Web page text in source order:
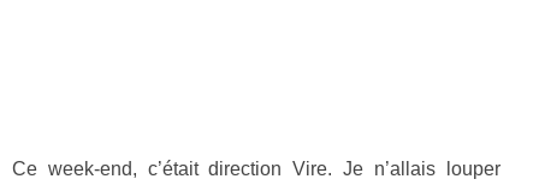
Ce week-end, c’était direction Vire. Je n’allais louper